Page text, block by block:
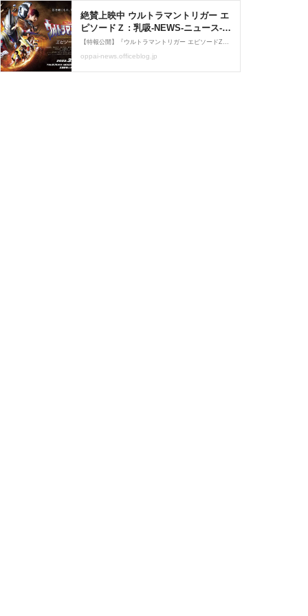
絶賛上映中 ウルトラマントリガー エ
ピソードＺ : 乳吸-NEWS-ニュース-
=2ndStyle=
【特報公開】『ウルトラマントリガー エピソードZ』TSUBURAYA IMAGINATION オリジナル映画 2021年から2022年にかけて放送された『ウルトラマントリガー NEW GENERATION TIGA』テレビシリーズの「２年後」を描く映画『ウルトラマントリガー エピソードZ』が3月18日
oppai-news.officeblog.jp